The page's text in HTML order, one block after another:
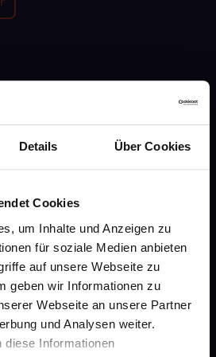
Details Über Cookies
Cookies
um Inhalte und Anzeigen zu
für soziale Medien anbieten
auf unsere Webseite zu
geben wir Informationen zu
Webseite an unsere Partner
und Analysen weiter.
diese Informationen